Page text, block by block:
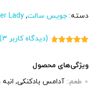
دسته:جویس سالت,
Lady
مشتری
(دیدگاه کاربر 3
)
ویژگی‌های محصول
طعم::آدامس بادکنکی,